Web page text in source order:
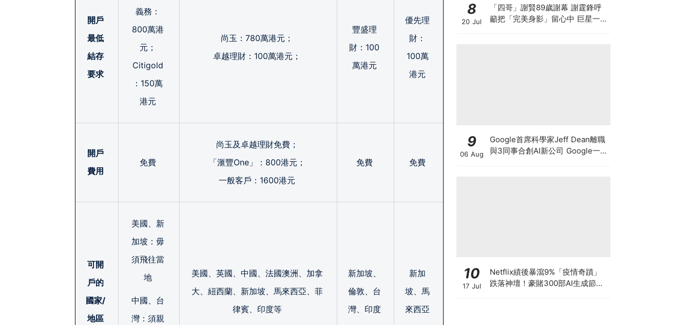
開戶
最低
結存
要求
義務：
800萬港
元；
Citigold
：150萬
港元
尚玉：780萬港元；
卓越理財：100萬港元；
豐盛理
財：100
萬港元
優先理
財：
100萬
港元
開戶
費用
免費
尚玉及卓越理財免費；
「滙豐One」：800港元；
一般客戶：1600港元
免費 免費
可開
戶的
國家/
地區
美國、新
加坡：毋
須飛往當
地
中國、台
灣：須親
美國、英國、中國、法國澳洲、加拿
大、紐西蘭、新加坡、馬來西亞、菲
律賓、印度等
新加坡、
倫敦、台
灣、印度
新加
坡、馬
來西亞
8
20 Jul
「四哥」謝賢89歲謝幕 謝霆鋒呼
籲把「完美身影」留心中 巨星一生
9
06 Aug
Google首席科學家Jeff Dean離職
與3同事合創AI新公司 Google一夜
10
17 Jul
Netflix績後暴瀉9%「疫情奇蹟」
跌落神壇！豪賭300部AI生成節目